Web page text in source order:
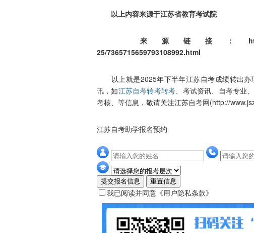
以上内容来源于江苏省教育考试院
来源链接：https://
25/7365715659793108992.html
以上就是2025年下半年江苏自考成绩转出办
讯，如江苏自考转考转考、考试资讯、自考专业
考核、等信息，敬请关注江苏自考网(http://
江苏自考助学报名预约
提交报名信息 重置信息
我已阅读并同意 《用户隐私条款》